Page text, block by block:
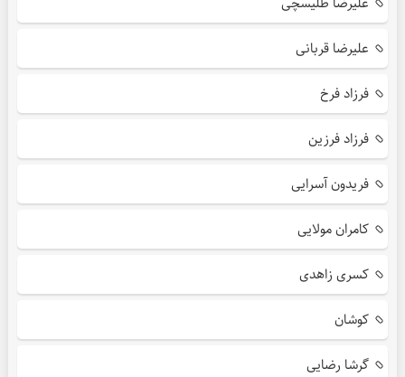
علیرضا قربانی
فرزاد فرخ
فرزاد فرزین
فریدون آسرایی
کامران مولایی
کسری زاهدی
کوشان
گرشا رضایی